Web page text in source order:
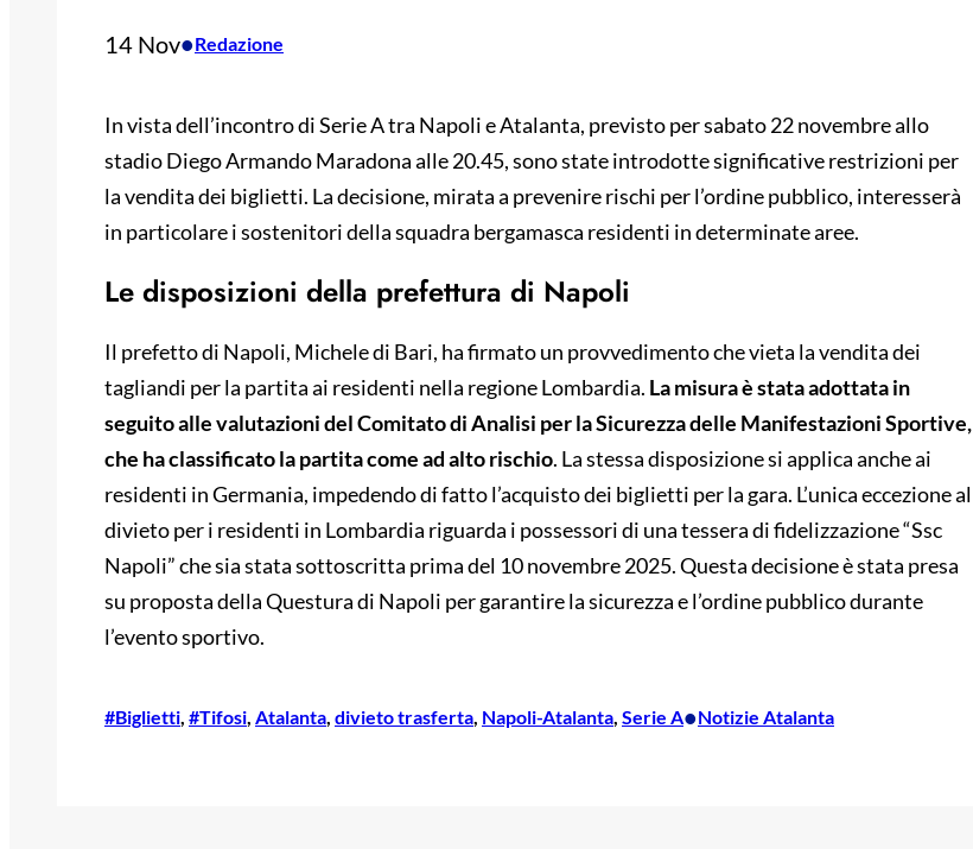
14 Nov•Redazione
In vista dell’incontro di Serie A tra Napoli e Atalanta, previsto per sabato 22 novembre allo
stadio Diego Armando Maradona alle 20.45, sono state introdotte significative restrizioni per
la vendita dei biglietti. La decisione, mirata a prevenire rischi per l’ordine pubblico, interesserà
in particolare i sostenitori della squadra bergamasca residenti in determinate aree.
Le disposizioni della prefettura di Napoli
Il prefetto di Napoli, Michele di Bari, ha firmato un provvedimento che vieta la vendita dei
tagliandi per la partita ai residenti nella regione Lombardia. La misura è stata adottata in
seguito alle valutazioni del Comitato di Analisi per la Sicurezza delle Manifestazioni Sportive,
che ha classificato la partita come ad alto rischio. La stessa disposizione si applica anche ai
residenti in Germania, impedendo di fatto l’acquisto dei biglietti per la gara. L’unica eccezione al
divieto per i residenti in Lombardia riguarda i possessori di una tessera di fidelizzazione “Ssc
Napoli” che sia stata sottoscritta prima del 10 novembre 2025. Questa decisione è stata presa
su proposta della Questura di Napoli per garantire la sicurezza e l’ordine pubblico durante
l’evento sportivo.
#Biglietti, #Tifosi, Atalanta, divieto trasferta, Napoli-Atalanta, Serie A•Notizie Atalanta